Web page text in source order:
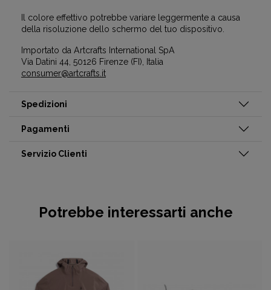
Il colore effettivo potrebbe variare leggermente a causa
della risoluzione dello schermo del tuo dispositivo.
Importato da Artcrafts International SpA
Via Datini 44, 50126 Firenze (FI), Italia
consumer@artcrafts.it
Spedizioni
Pagamenti
Servizio Clienti
Potrebbe interessarti anche